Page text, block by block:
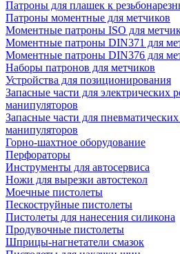
Патроны для плашек к
Патроны моментные для метчиков
Моментные патроны ISO для
Моментные патроны DIN371 для
Моментные патроны DIN376 для
Наборы патронов для метчиков
Устройства для позиционирования
Запасные части для электрических
манипуляторов
Запасные части для
манипуляторов
Горно-шахтное оборудование
Перфораторы
Инструменты для автосервиса
Ножи для вырезки автостекол
Моечные пистолеты
Пескоструйные пистолеты
Пистолеты для нанесения силикона
Продувочные пистолеты
Шприцы-нагнетатели смазок